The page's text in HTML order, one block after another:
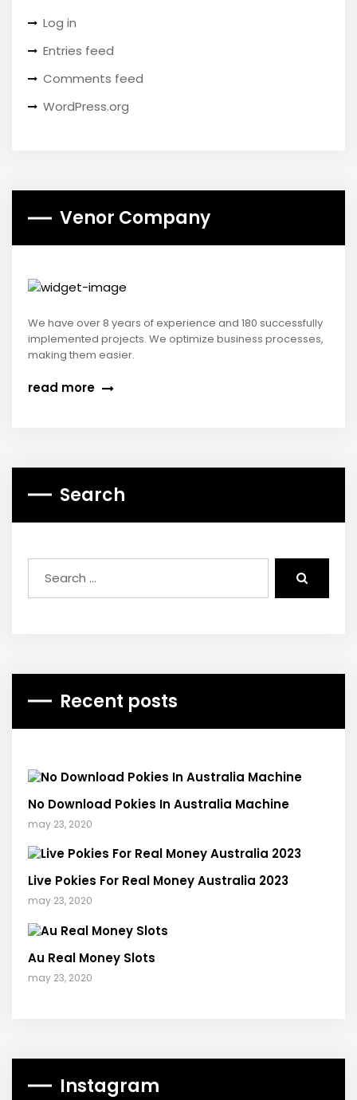
Log in
Entries feed
Comments feed
WordPress.org
Venor Company
We have over 8 years of experience and 180 successfully
implemented projects. We optimize business processes,
making them easier.
read more
Search
Recent posts
No Download Pokies In Australia Machine
may 23, 2020
Live Pokies For Real Money Australia 2023
may 23, 2020
Au Real Money Slots
may 23, 2020
Instagram